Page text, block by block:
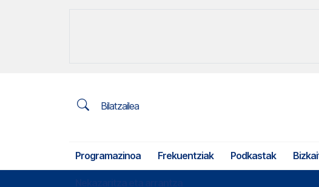
Bilatzailea
Programazinoa Frekuentziak Podkastak